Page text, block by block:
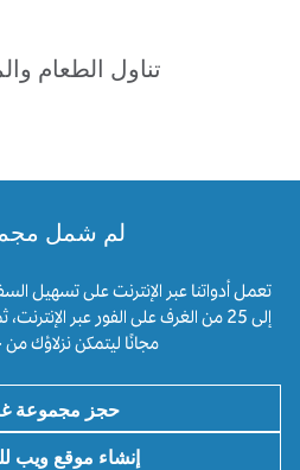
تناول الطعام
لم شمل
إلى 25 من الغرف على الفور عبر
مجانًا ليتمكن نزلاؤك
حجز مجموعة
إنشاء موقع ويب